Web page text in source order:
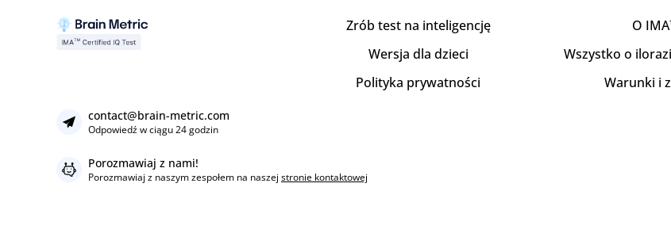
Zrób test na inteligencję
Wersja dla dzieci
Polityka prywatności
O
Wszystko o
Warunki i
contact@brain-metric.com
Odpowiedź w ciągu 24 godzin
Porozmawiaj z nami!
Porozmawiaj z naszym zespołem na naszej stronie kontaktowej